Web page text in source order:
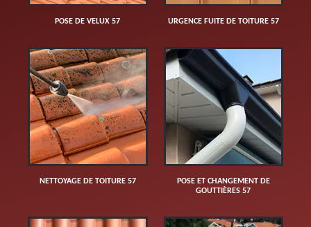
POSE DE VELUX 57 URGENCE FUITE DE TOITURE 57
NETTOYAGE DE TOITURE 57
POSE ET CHANGEMENT DE
GOUTTIÈRES 57